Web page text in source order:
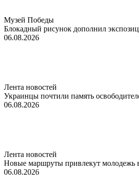
Музей Победы
Блокадный рисунок дополнил
06.08.2026
Лента новостей
Украинцы почтили память
06.08.2026
Лента новостей
Новые маршруты привлекут молодежь
06.08.2026